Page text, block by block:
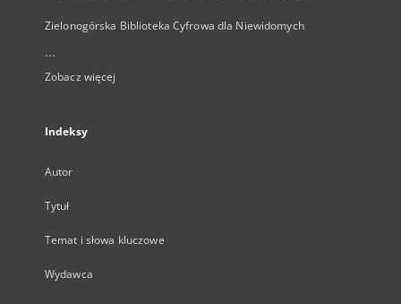
Zielonogórska Biblioteka Cyfrowa dla Niewidomych
...
Zobacz więcej
Indeksy
Autor
Tytuł
Temat i słowa kluczowe
Wydawca